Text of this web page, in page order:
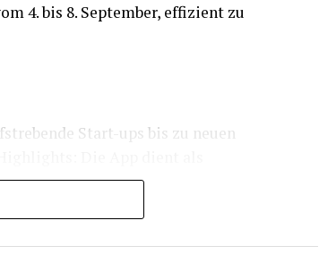
4. bis 8. September, effizient zu
Start-ups bis zu neuen
der Messe und bündelt alle
Aussteller und Programmpunkte
und weitere Veranstaltungen